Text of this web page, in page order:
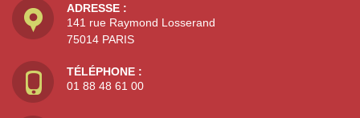
ADRESSE :
141 rue Raymond Losserand
75014 PARIS
TÉLÉPHONE :
01 88 48 61 00